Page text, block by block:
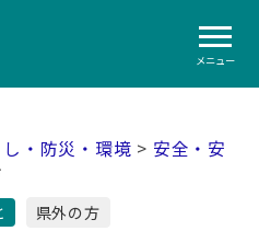
メニュー
し・防災・環境 > 安全・安
県外の方